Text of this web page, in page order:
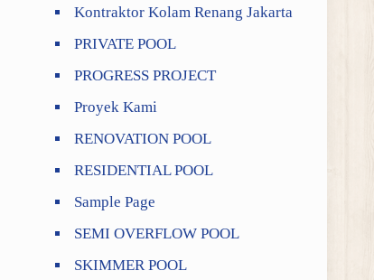
Kontraktor Kolam Renang Jakarta
PRIVATE POOL
PROGRESS PROJECT
Proyek Kami
RENOVATION POOL
RESIDENTIAL POOL
Sample Page
SEMI OVERFLOW POOL
SKIMMER POOL